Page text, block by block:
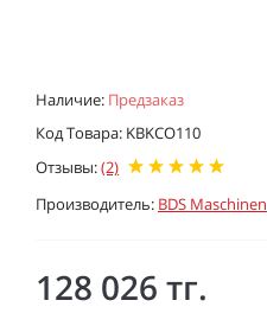
Наличие: Предзаказ
Код Товара: KBKCO110
Отзывы:(2)
Производитель: BDS Maschinen
128 026 тг.